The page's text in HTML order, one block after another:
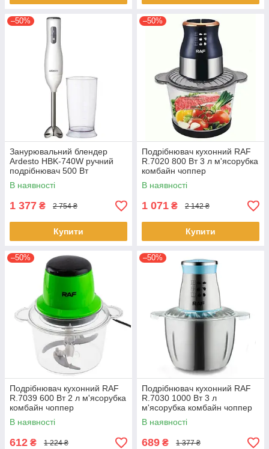
–50%
Занурювальний блендер
Ardesto HBK-740W ручний
подрібнювач 500 Вт
В наявності
1 377 ₴ 2 754 ₴
Купити
–50%
Подрібнювач кухонний RAF
R.7020 800 Вт 3 л м'ясорубка
комбайн чоппер
В наявності
1 071 ₴ 2 142 ₴
Купити
–50%
Подрібнювач кухонний RAF
R.7039 600 Вт 2 л м'ясорубка
комбайн чоппер
В наявності
612 ₴ 1 224 ₴
–50%
Подрібнювач кухонний RAF
R.7030 1000 Вт 3 л
м'ясорубка комбайн чоппер
В наявності
689 ₴ 1 377 ₴